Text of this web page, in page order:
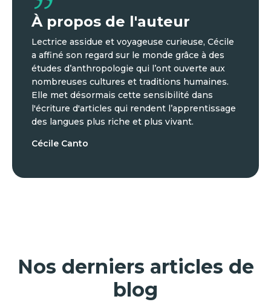
À propos de l'auteur
Lectrice assidue et voyageuse curieuse, Cécile
a affiné son regard sur le monde grâce à des
études d’anthropologie qui l’ont ouverte aux
nombreuses cultures et traditions humaines.
Elle met désormais cette sensibilité dans
l'écriture d'articles qui rendent l’apprentissage
des langues plus riche et plus vivant.
Cécile Canto
Nos derniers articles de
blog